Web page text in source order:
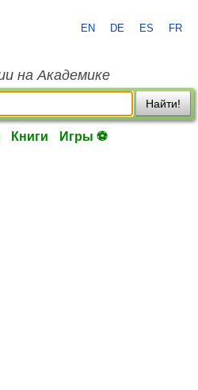
EN DE ES FR
на Академике
Найти!
Книги Игры ⚽